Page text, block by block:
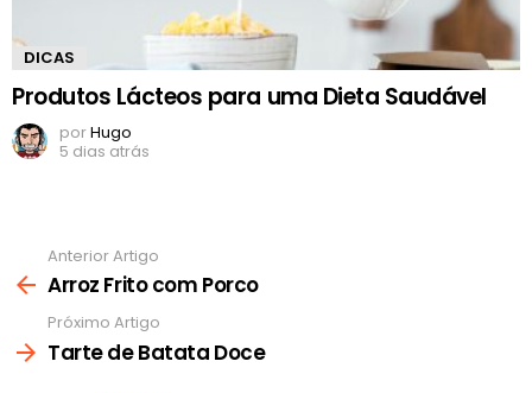
DICAS
Produtos Lácteos para uma Dieta Saudável
porHugo
5 dias atrás
mais
Anterior Artigo
Arroz Frito com Porco
Próximo Artigo
Tarte de Batata Doce